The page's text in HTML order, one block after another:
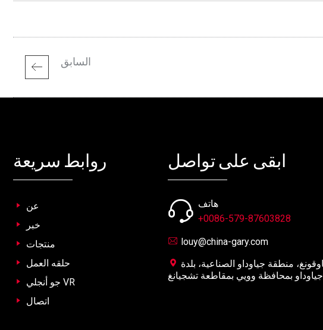
السابق
روابط سريعة
عن
خبر
منتجات
حلقه العمل
جو أنجلي VR
اتصال
ابقى على تواصل
هاتف
+0086-579-87603828
louy@china-gary.com
جياوداو بمحافظة وويي بمقاطعة تشجيانغ